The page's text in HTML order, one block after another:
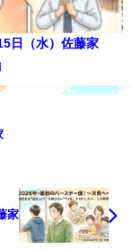
日（水）佐藤家
家